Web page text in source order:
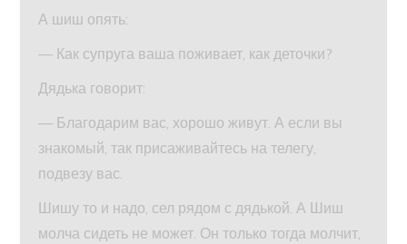
А шиш опять:
— Как супруга ваша поживает, как деточки?
Дядька говорит:
— Благодарим вас, хорошо живут. А если вы
знакомый, так присаживайтесь на телегу,
подвезу вас.
Шишу то и надо, сел рядом с дядькой. А Шиш
молча сидеть не может. Он только тогда молчит,